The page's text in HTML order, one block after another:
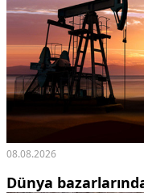
08.08.2026
Dünya